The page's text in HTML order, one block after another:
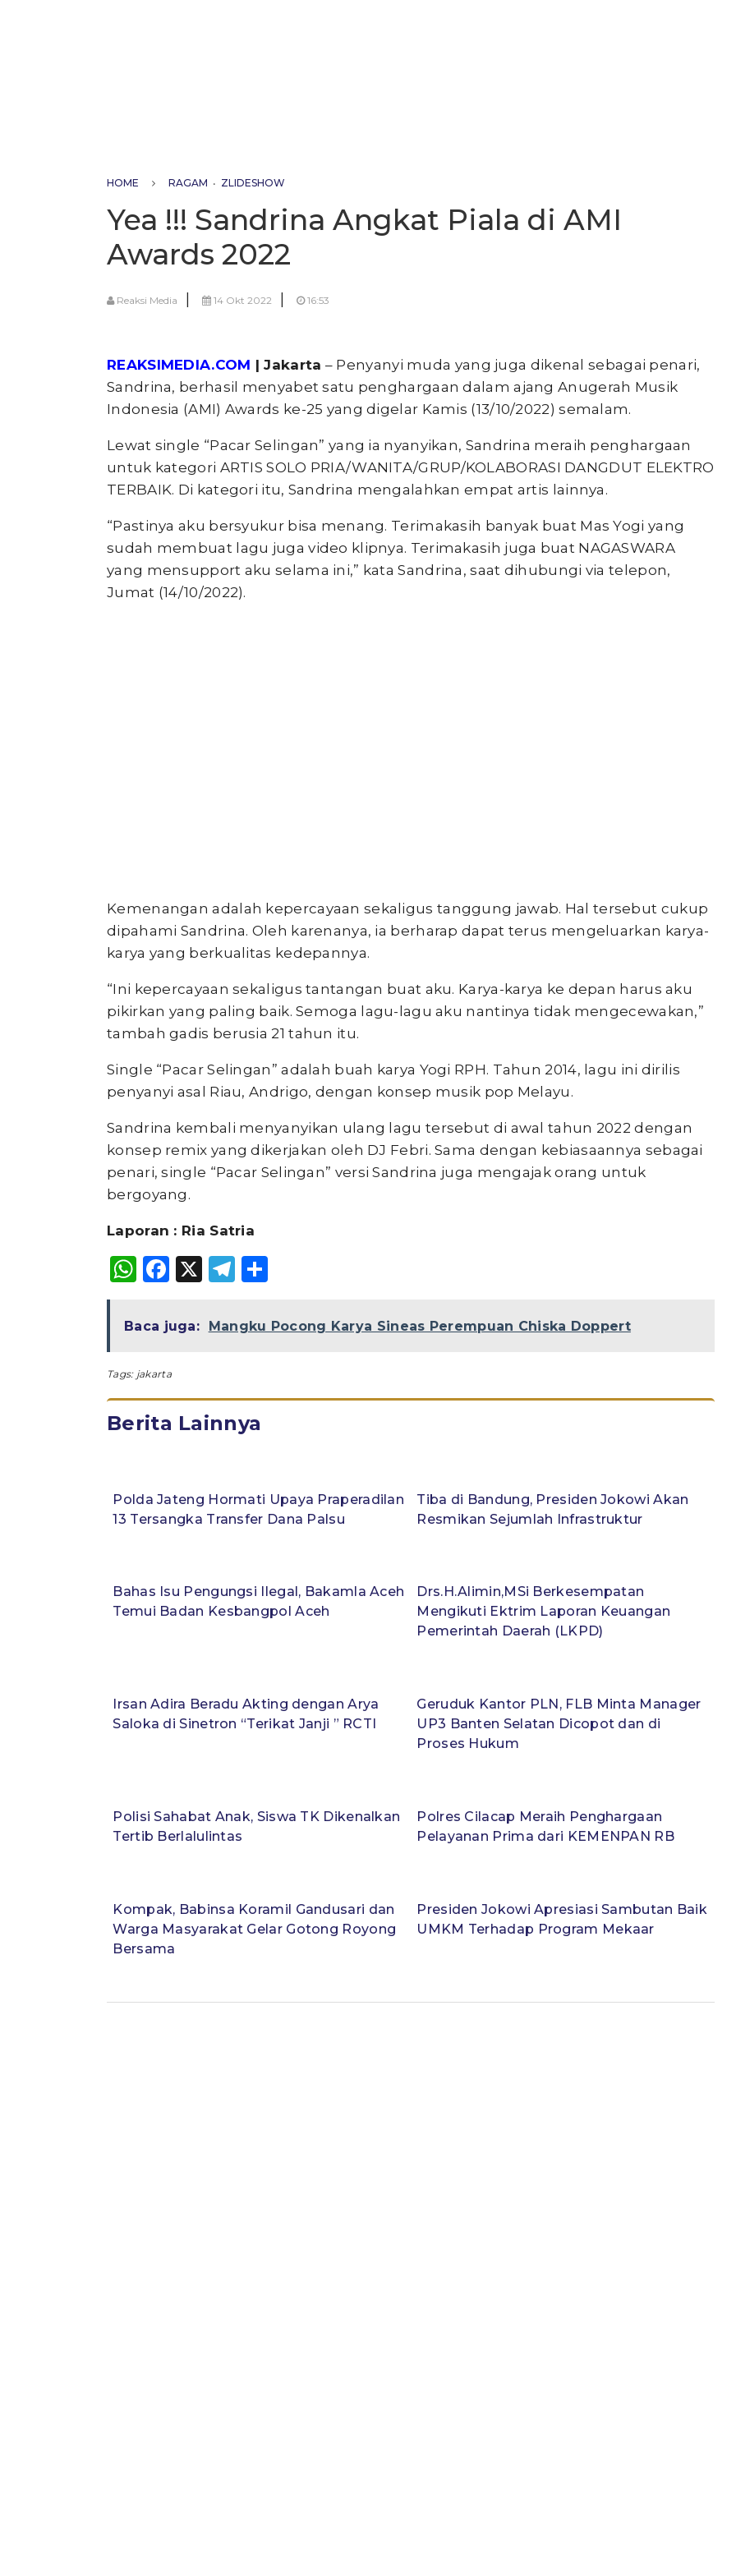
HOME RAGAM • ZLIDESHOW
Yea !!! Sandrina Angkat Piala di AMI
Awards 2022
Reaksi Media 14 Okt 2022 16:53
REAKSIMEDIA.COM | Jakarta – Penyanyi muda yang juga dikenal sebagai penari,
Sandrina, berhasil menyabet satu penghargaan dalam ajang Anugerah Musik
Indonesia (AMI) Awards ke-25 yang digelar Kamis (13/10/2022) semalam.
Lewat single “Pacar Selingan” yang ia nyanyikan, Sandrina meraih penghargaan
untuk kategori ARTIS SOLO PRIA/WANITA/GRUP/KOLABORASI DANGDUT ELEKTRO
TERBAIK. Di kategori itu, Sandrina mengalahkan empat artis lainnya.
“Pastinya aku bersyukur bisa menang. Terimakasih banyak buat Mas Yogi yang
sudah membuat lagu juga video klipnya. Terimakasih juga buat NAGASWARA
yang mensupport aku selama ini,” kata Sandrina, saat dihubungi via telepon,
Jumat (14/10/2022).
Kemenangan adalah kepercayaan sekaligus tanggung jawab. Hal tersebut cukup
dipahami Sandrina. Oleh karenanya, ia berharap dapat terus mengeluarkan karya-
karya yang berkualitas kedepannya.
“Ini kepercayaan sekaligus tantangan buat aku. Karya-karya ke depan harus aku
pikirkan yang paling baik. Semoga lagu-lagu aku nantinya tidak mengecewakan,”
tambah gadis berusia 21 tahun itu.
Single “Pacar Selingan” adalah buah karya Yogi RPH. Tahun 2014, lagu ini dirilis
penyanyi asal Riau, Andrigo, dengan konsep musik pop Melayu.
Sandrina kembali menyanyikan ulang lagu tersebut di awal tahun 2022 dengan
konsep remix yang dikerjakan oleh DJ Febri. Sama dengan kebiasaannya sebagai
penari, single “Pacar Selingan” versi Sandrina juga mengajak orang untuk
bergoyang.
Laporan : Ria Satria
WhatsApp
Facebook
X Telegram
Baca juga: Mangku Pocong Karya Sineas Perempuan Chiska Doppert
Tags: jakarta
Berita Lainnya
Polda Jateng Hormati Upaya Praperadilan
13 Tersangka Transfer Dana Palsu
Tiba di Bandung, Presiden Jokowi Akan
Resmikan Sejumlah Infrastruktur
Bahas Isu Pengungsi Ilegal, Bakamla Aceh
Temui Badan Kesbangpol Aceh
Drs.H.Alimin,MSi Berkesempatan
Mengikuti Ektrim Laporan Keuangan
Pemerintah Daerah (LKPD)
Irsan Adira Beradu Akting dengan Arya
Saloka di Sinetron “Terikat Janji ” RCTI
Geruduk Kantor PLN, FLB Minta Manager
UP3 Banten Selatan Dicopot dan di
Proses Hukum
Polisi Sahabat Anak, Siswa TK Dikenalkan
Tertib Berlalulintas
Polres Cilacap Meraih Penghargaan
Pelayanan Prima dari KEMENPAN RB
Kompak, Babinsa Koramil Gandusari dan
Warga Masyarakat Gelar Gotong Royong
Bersama
Presiden Jokowi Apresiasi Sambutan Baik
UMKM Terhadap Program Mekaar